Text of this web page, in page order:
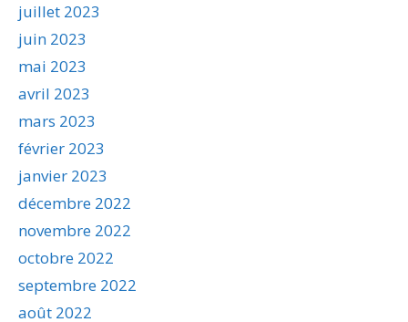
juillet 2023
juin 2023
mai 2023
avril 2023
mars 2023
février 2023
janvier 2023
décembre 2022
novembre 2022
octobre 2022
septembre 2022
août 2022